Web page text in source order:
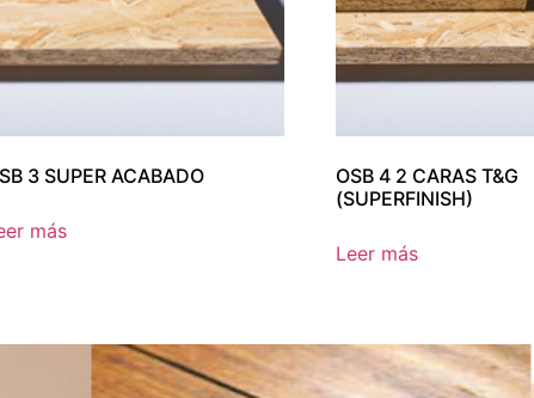
3 SUPER ACABADO
más
OSB 4 2 CARAS T&G
(SUPERFINISH)
Leer más